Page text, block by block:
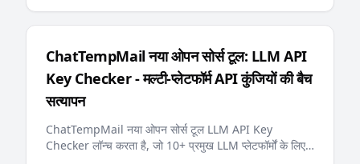
उपयोगकर्ताओं को अधिक स्मार्ट और सुविधाजनक अस्थायी ईमेल
ChatTempMail नया ओपन सोर्स टूल: LLM API
Key Checker - मल्टी-प्लेटफॉर्म API कुंजियों की बैच
सत्यापन
ChatTempMail नया ओपन सोर्स टूल LLM API Key
Checker लॉन्च करता है, जो 10+ प्रमुख LLM प्लेटफॉर्मों के लिए